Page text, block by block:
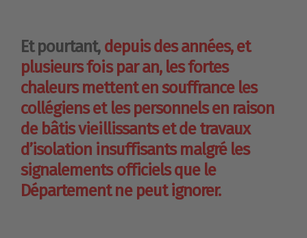
Et pourtant, depuis des années, et
plusieurs fois par an, les fortes
chaleurs mettent en souffrance les
collégiens et les personnels en raison
de bâtis vieillissants et de travaux
d’isolation insuffisants malgré les
signalements officiels que le
Département ne peut ignorer.